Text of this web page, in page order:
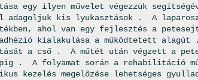
egy ilyen művelet végezzük
adagoljuk kis lyukasztások . A
ahol van egy fejlesztés a
adhézió kialakulása a működtetett
a cső . A műtét után végzett a
. A folyamat során a rehabilitáció
kezelés megelőzése lehetséges